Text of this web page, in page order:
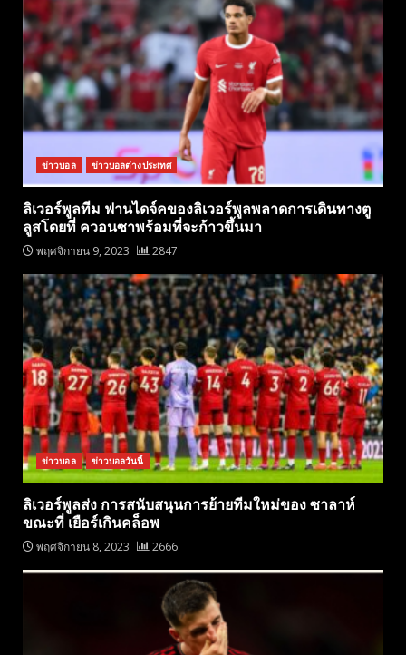
ข่าวบอล ข่าวบอลต่างประเทศ
ลิเวอร์พูลทีม ฟานไดจ์คของลิเวอร์พูลพลาดการเดินทางตู
ลูสโดยที่ ควอนซาพร้อมที่จะก้าวขึ้นมา
พฤศจิกายน 9, 2023 2847
ข่าวบอล ข่าวบอลวันนี้
ลิเวอร์พูลส่ง การสนับสนุนการย้ายทีมใหม่ของ ซาลาห์
ขณะที่ เยือร์เกินคล็อพ
พฤศจิกายน 8, 2023 2666